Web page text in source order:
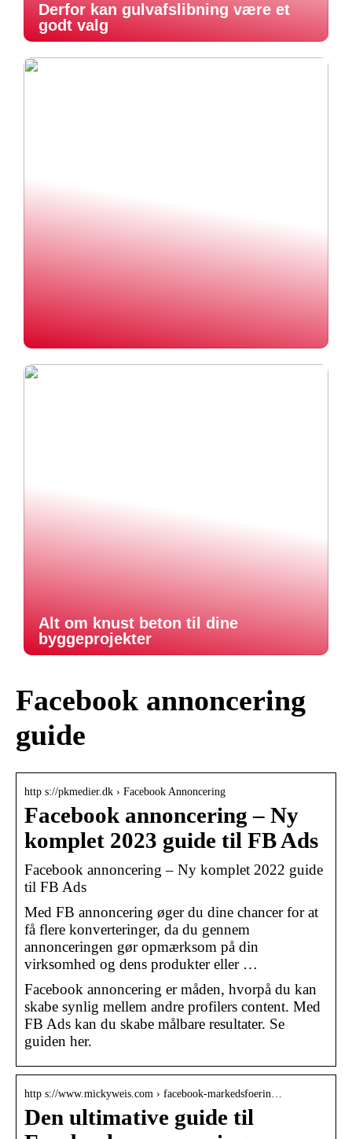
Derfor kan gulvafslibning være et
godt valg
Alt om knust beton til dine
byggeprojekter
Facebook annoncering
guide
http s://pkmedier.dk › Facebook Annoncering
Facebook annoncering – Ny
komplet 2023 guide til FB Ads
Facebook annoncering – Ny komplet 2022 guide
til FB Ads
Med FB annoncering øger du dine chancer for at
få flere konverteringer, da du gennem
annonceringen gør opmærksom på din
virksomhed og dens produkter eller …
Facebook annoncering er måden, hvorpå du kan
skabe synlig mellem andre profilers content. Med
FB Ads kan du skabe målbare resultater. Se
guiden her.
http s://www.mickyweis.com › facebook-markedsfoerin…
Den ultimative guide til